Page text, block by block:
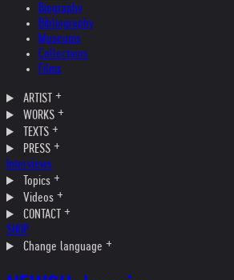
Biography
Bibliography
Museums
Collections
Films
ARTIST
WORKS
TEXTS
PRESS
Interviews
Topics
Videos
CONTACT
SHOP
Change language